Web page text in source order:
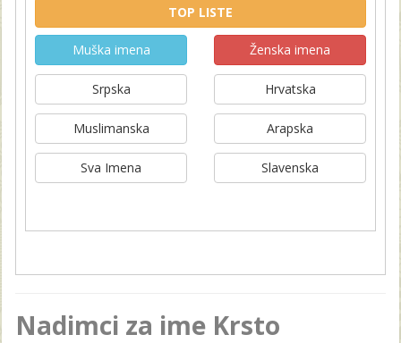
TOP LISTE
Muška imena Ženska imena
Srpska Hrvatska
Muslimanska Arapska
Sva Imena Slavenska
Nadimci za ime Krsto